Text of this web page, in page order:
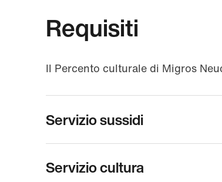
Requisiti
Il Percento culturale di Migros
Servizio sussidi
Servizio cultura